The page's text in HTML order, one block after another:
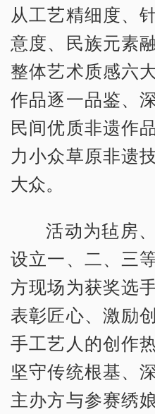
从工艺精细度、
意度、民族元素
整体艺术质感六
作品逐一品鉴、
民间优质非遗作
力小众草原非遗
大众。
活动为毡房
设立一、二、三
方现场为获奖选
表彰匠心、激励
手工艺人的创作
坚守传统根基、
主办方与参赛绣